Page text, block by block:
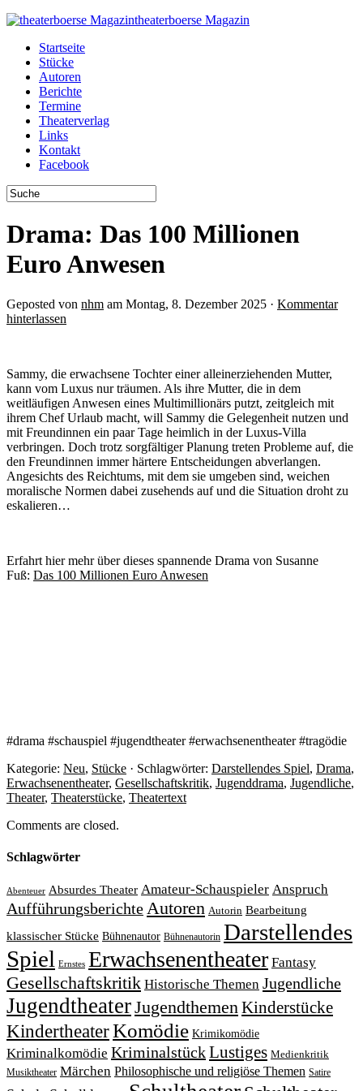
theaterboerse Magazin
Startseite
Stücke
Autoren
Berichte
Termine
Theaterverlag
Links
Kontakt
Facebook
Drama: Das 100 Millionen
Euro Anwesen
Geposted von nhm am Montag, 8. Dezember 2025 · Kommentar
hinterlassen
Sammy, die erwachsene Tochter einer alleinerziehenden Mutter,
kann vom Luxus nur träumen. Als ihre Mutter, die in dem
weitläufigen Anwesen eines Multimillionärs putzt, zeitgleich mit
ihrem Chef Urlaub macht, will Sammy die Gelegenheit nutzen und
mit Freundinnen ein paar Tage heimlich in der Luxus-Villa
verbringen. Doch trotz sorgfältiger Planung treten Probleme auf, die
den Freundinnen immer härtere Entscheidungen abverlangen.
Angesichts des Reichtums, mit dem sie umgeben sind, weichen
moralische Normen dabei zusehends auf und die Situation droht zu
eskalieren…
Erfahrt hier mehr über dieses spannende Drama von Susanne
Fuß: Das 100 Millionen Euro Anwesen
#drama #schauspiel #jugendtheater #erwachsenentheater #tragödie
Kategorie: Neu, Stücke · Schlagwörter: Darstellendes Spiel, Drama,
Erwachsenentheater, Gesellschaftskritik, Jugenddrama, Jugendliche,
Theater, Theaterstücke, Theatertext
Comments are closed.
Schlagwörter
Abenteuer Absurdes Theater Amateur-Schauspieler Anspruch
AufführungsberichteAutoren Autorin Bearbeitung
klassischer Stücke Bühnenautor Bühnenautorin Darstellendes
Spiel Ernstes Erwachsenentheater Fantasy
Gesellschaftskritik Historische Themen Jugendliche
JugendtheaterJugendthemenKinderstücke
KindertheaterKomödie Krimikomödie
Kriminalkomödie KriminalstückLustiges Medienkritik
Musiktheater Märchen Philosophische und religiöse Themen Satire